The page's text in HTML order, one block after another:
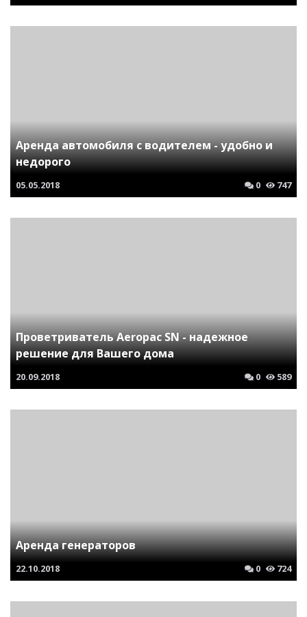
Аренда автомобиля с водителем - удобно и
недорого
05.05.2018 0 747
Проветриватель Aeropac SN - надежное
решение для Вашего дома
20.09.2018 0 589
Аренда генераторов
22.10.2018 0 724